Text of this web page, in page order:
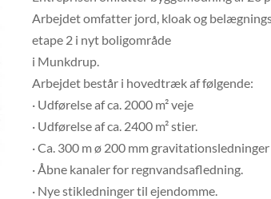
Arbejdet omfatter jord, kloak og
etape 2 i nyt boligområde
i Munkdrup.
Arbejdet består i hovedtræk af følgende:
· Udførelse af ca. 2000 m² veje
· Udførelse af ca. 2400 m² stier.
· Ca. 300 m ø 200 mm
· Åbne kanaler for regnvandsafledning.
· Nye stikledninger til ejendomme.